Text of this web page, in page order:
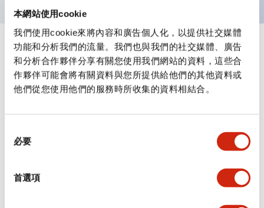
本網站使用cookie
我們使用cookie來將內容和廣告個人化，以提供社交媒體
功能和分析我們的流量。我們也與我們的社交媒體、廣告
和分析合作夥伴分享有關您使用我們網站的資料，這些合
作夥伴可能會將有關資料與您所提供給他們的其他資料或
他們從您使用他們的服務時所收集的資料相結合。
必要
首選項
規格 顯示全部
審美規範
環境規範
功能規格